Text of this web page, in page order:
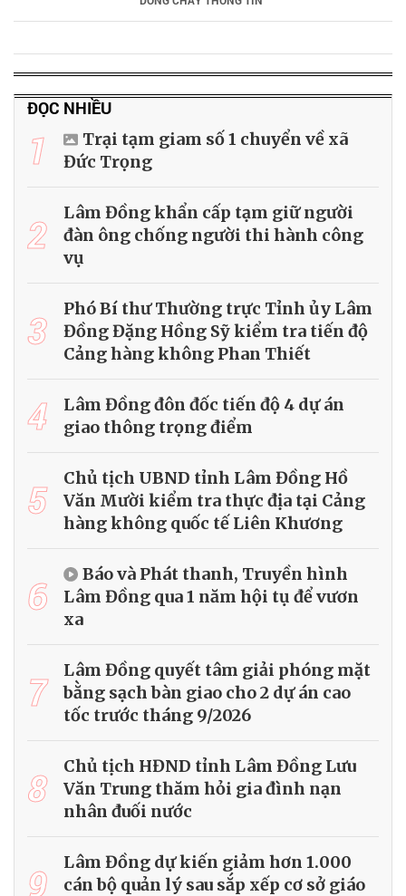
ĐỌC NHIỀU
1
Trại tạm giam số 1 chuyển về xã
Đức Trọng
2
Lâm Đồng khẩn cấp tạm giữ người
đàn ông chống người thi hành công
vụ
3
Phó Bí thư Thường trực Tỉnh ủy Lâm
Đồng Đặng Hồng Sỹ kiểm tra tiến độ
Cảng hàng không Phan Thiết
4
Lâm Đồng đôn đốc tiến độ 4 dự án
giao thông trọng điểm
5
Chủ tịch UBND tỉnh Lâm Đồng Hồ
Văn Mười kiểm tra thực địa tại Cảng
hàng không quốc tế Liên Khương
6
Báo và Phát thanh, Truyền hình
Lâm Đồng qua 1 năm hội tụ để vươn
xa
7
Lâm Đồng quyết tâm giải phóng mặt
bằng sạch bàn giao cho 2 dự án cao
tốc trước tháng 9/2026
8
Chủ tịch HĐND tỉnh Lâm Đồng Lưu
Văn Trung thăm hỏi gia đình nạn
nhân đuối nước
9
Lâm Đồng dự kiến giảm hơn 1.000
cán bộ quản lý sau sắp xếp cơ sở giáo